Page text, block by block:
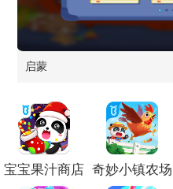
启蒙
宝宝果汁商店 奇妙小镇农场